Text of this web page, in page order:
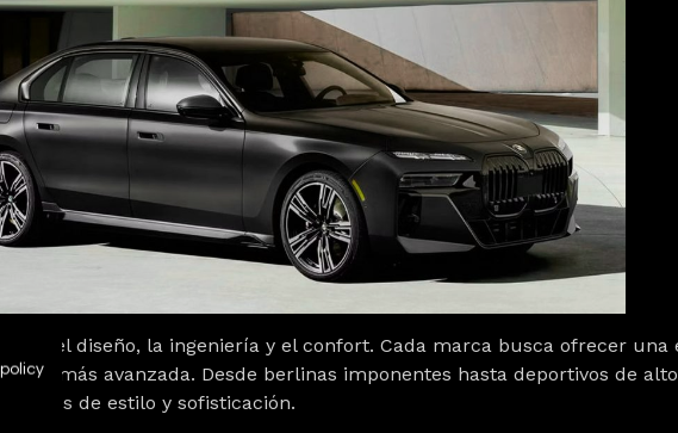
del diseño, la ingeniería y el confort. Cada marca busca ofrecer
más avanzada. Desde berlinas imponentes hasta deportivos de
de estilo y sofisticación.